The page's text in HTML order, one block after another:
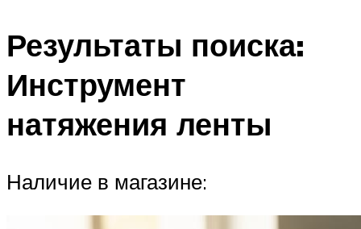
Результаты поиска:
Инструмент
натяжения ленты
Наличие в магазине: